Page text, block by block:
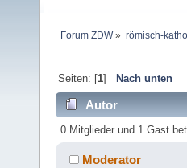
Forum ZDW» römisch-
Seiten: [1] Nach unten
Autor
0 Mitglieder und 1 Gast
Moderator